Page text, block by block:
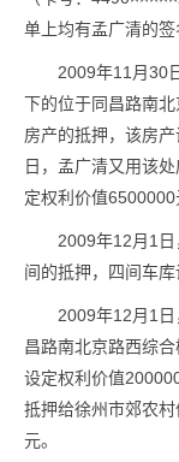
单上均有孟广清的签
2009年11月30
下的位于同昌路南
房产的抵押，该房
日，孟广清又用该
定权利价值6500000
2009年12月1
间的抵押，四间车库
2009年12月1
昌路南北京路西综
设定权利价值
抵押给徐州市郊农
元。